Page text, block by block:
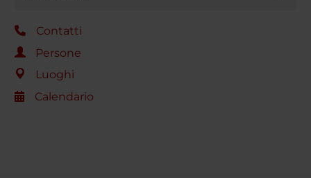
Contatti
Persone
Luoghi
Calendario